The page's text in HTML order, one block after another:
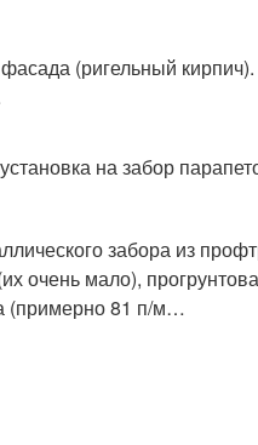
(ригельный
на забор
забора из
очень мало),
(примерно 81 п/м…